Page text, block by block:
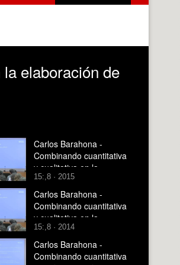
elaboración de
Carlos Barahona -
Combinando cuantitativa
y cualitativa en la
elaboración de estadí
15:,8 · 2015
Carlos Barahona -
Combinando cuantitativa
y cualitativa en la
elaboración de
estadísticas participativas
- parte 3 de 3
15:,8 · 2014
Carlos Barahona -
Combinando cuantitativa